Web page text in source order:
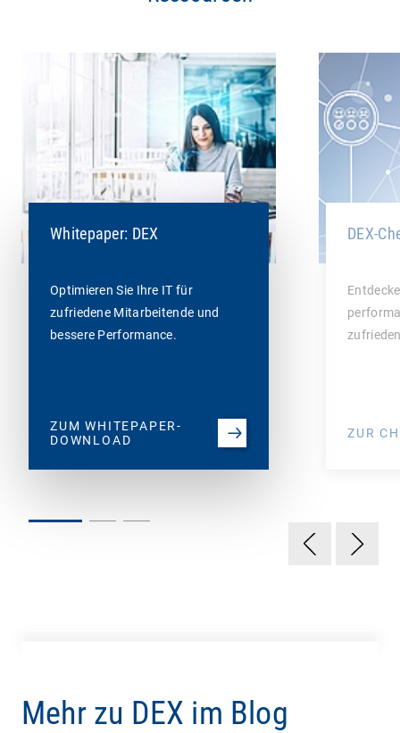
Whitepaper: DEX
Optimieren Sie Ihre IT für
zufriedene Mitarbeitende und
bessere Performance.
ZUM WHITEPAPER-
DOWNLOAD
DEX-
ZUR
Mehr zu DEX im Blog